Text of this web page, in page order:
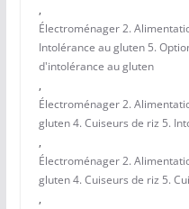
,
Électroménager 2.
Intolérance au gluten 5.
d'intolérance au gluten
,
Électroménager 2.
gluten 4. Cuiseurs de riz 5.
,
Électroménager 2.
gluten 4. Cuiseurs de riz 5.
,